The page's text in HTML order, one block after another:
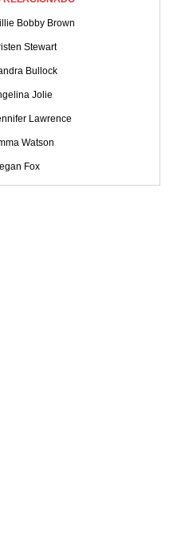
Bobby Brown
Stewart
Bullock
Jolie
Lawrence
Watson
Fox